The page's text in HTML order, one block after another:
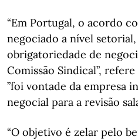
“Em Portugal, o acordo
negociado a nível
obrigatoriedade de
Comissão Sindical”,
”foi vontade da empresa
negocial para a revisão
“O objetivo é zelar pelo